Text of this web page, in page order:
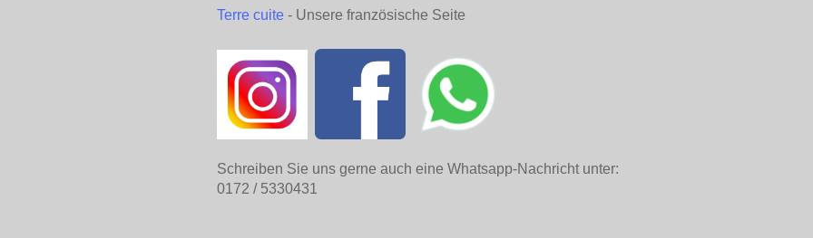
Terre cuite - Unsere französische Seite
Schreiben Sie uns gerne auch eine Whatsapp-Nachricht unter:
0172 / 5330431